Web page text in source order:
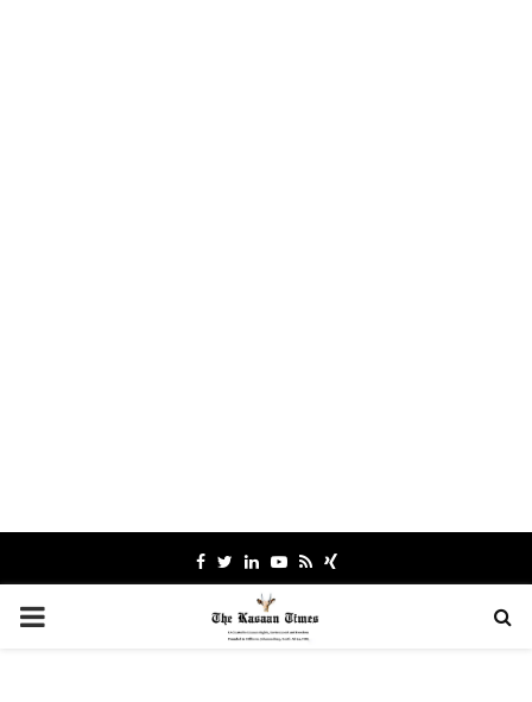
Facebook
TwitterLinkedinYoutube
RssXing
PRIMARY